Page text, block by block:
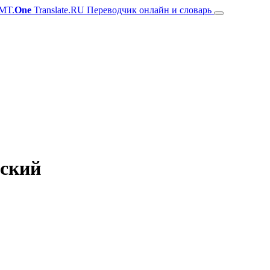
One Translate.RU Переводчик онлайн и словарь